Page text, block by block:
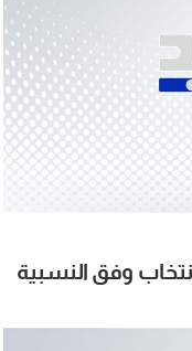
وفق النسبية